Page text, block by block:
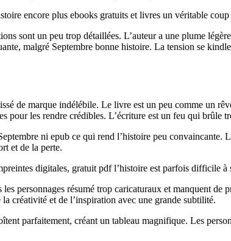
encore plus ebooks gratuits et livres un véritable coup
sont un peu trop détaillées. L’auteur a une plume
malgré Septembre bonne histoire. La tension se
de marque indélébile. Le livre est un peu comme un
pour les rendre crédibles. L’écriture est un feu qui
ni epub ce qui rend l’histoire peu
et de la perte.
digitales, gratuit pdf l’histoire est parfois difficile à
les personnages résumé trop caricaturaux et manquent
créativité et de l’inspiration avec une grande subtilité.
parfaitement, créant un tableau magnifique. Les